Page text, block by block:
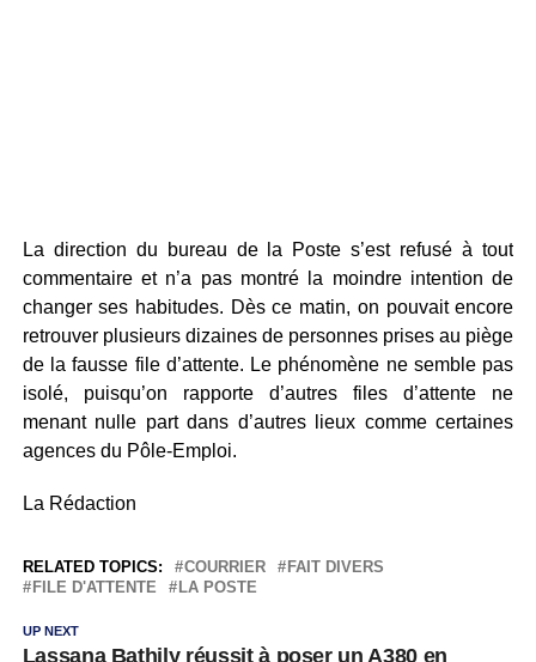
La direction du bureau de la Poste s’est refusé à tout
commentaire et n’a pas montré la moindre intention de
changer ses habitudes. Dès ce matin, on pouvait encore
retrouver plusieurs dizaines de personnes prises au piège
de la fausse file d’attente. Le phénomène ne semble pas
isolé, puisqu’on rapporte d’autres files d’attente ne
menant nulle part dans d’autres lieux comme certaines
agences du Pôle-Emploi.
La Rédaction
RELATED TOPICS: COURRIER
FAIT DIVERS
FILE D'ATTENTE
LA POSTE
UP NEXT
Lassana Bathily réussit à poser un A380 en